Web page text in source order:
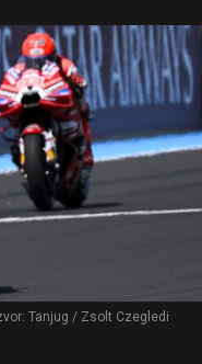
Tanjug / Zsolt Czegledi